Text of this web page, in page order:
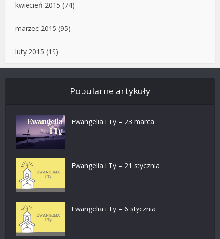
kwiecień 2015 (74)
marzec 2015 (95)
luty 2015 (19)
Popularne artykuły
Ewangelia i Ty – 23 marca
Ewangelia i Ty – 21 stycznia
Ewangelia i Ty – 6 stycznia